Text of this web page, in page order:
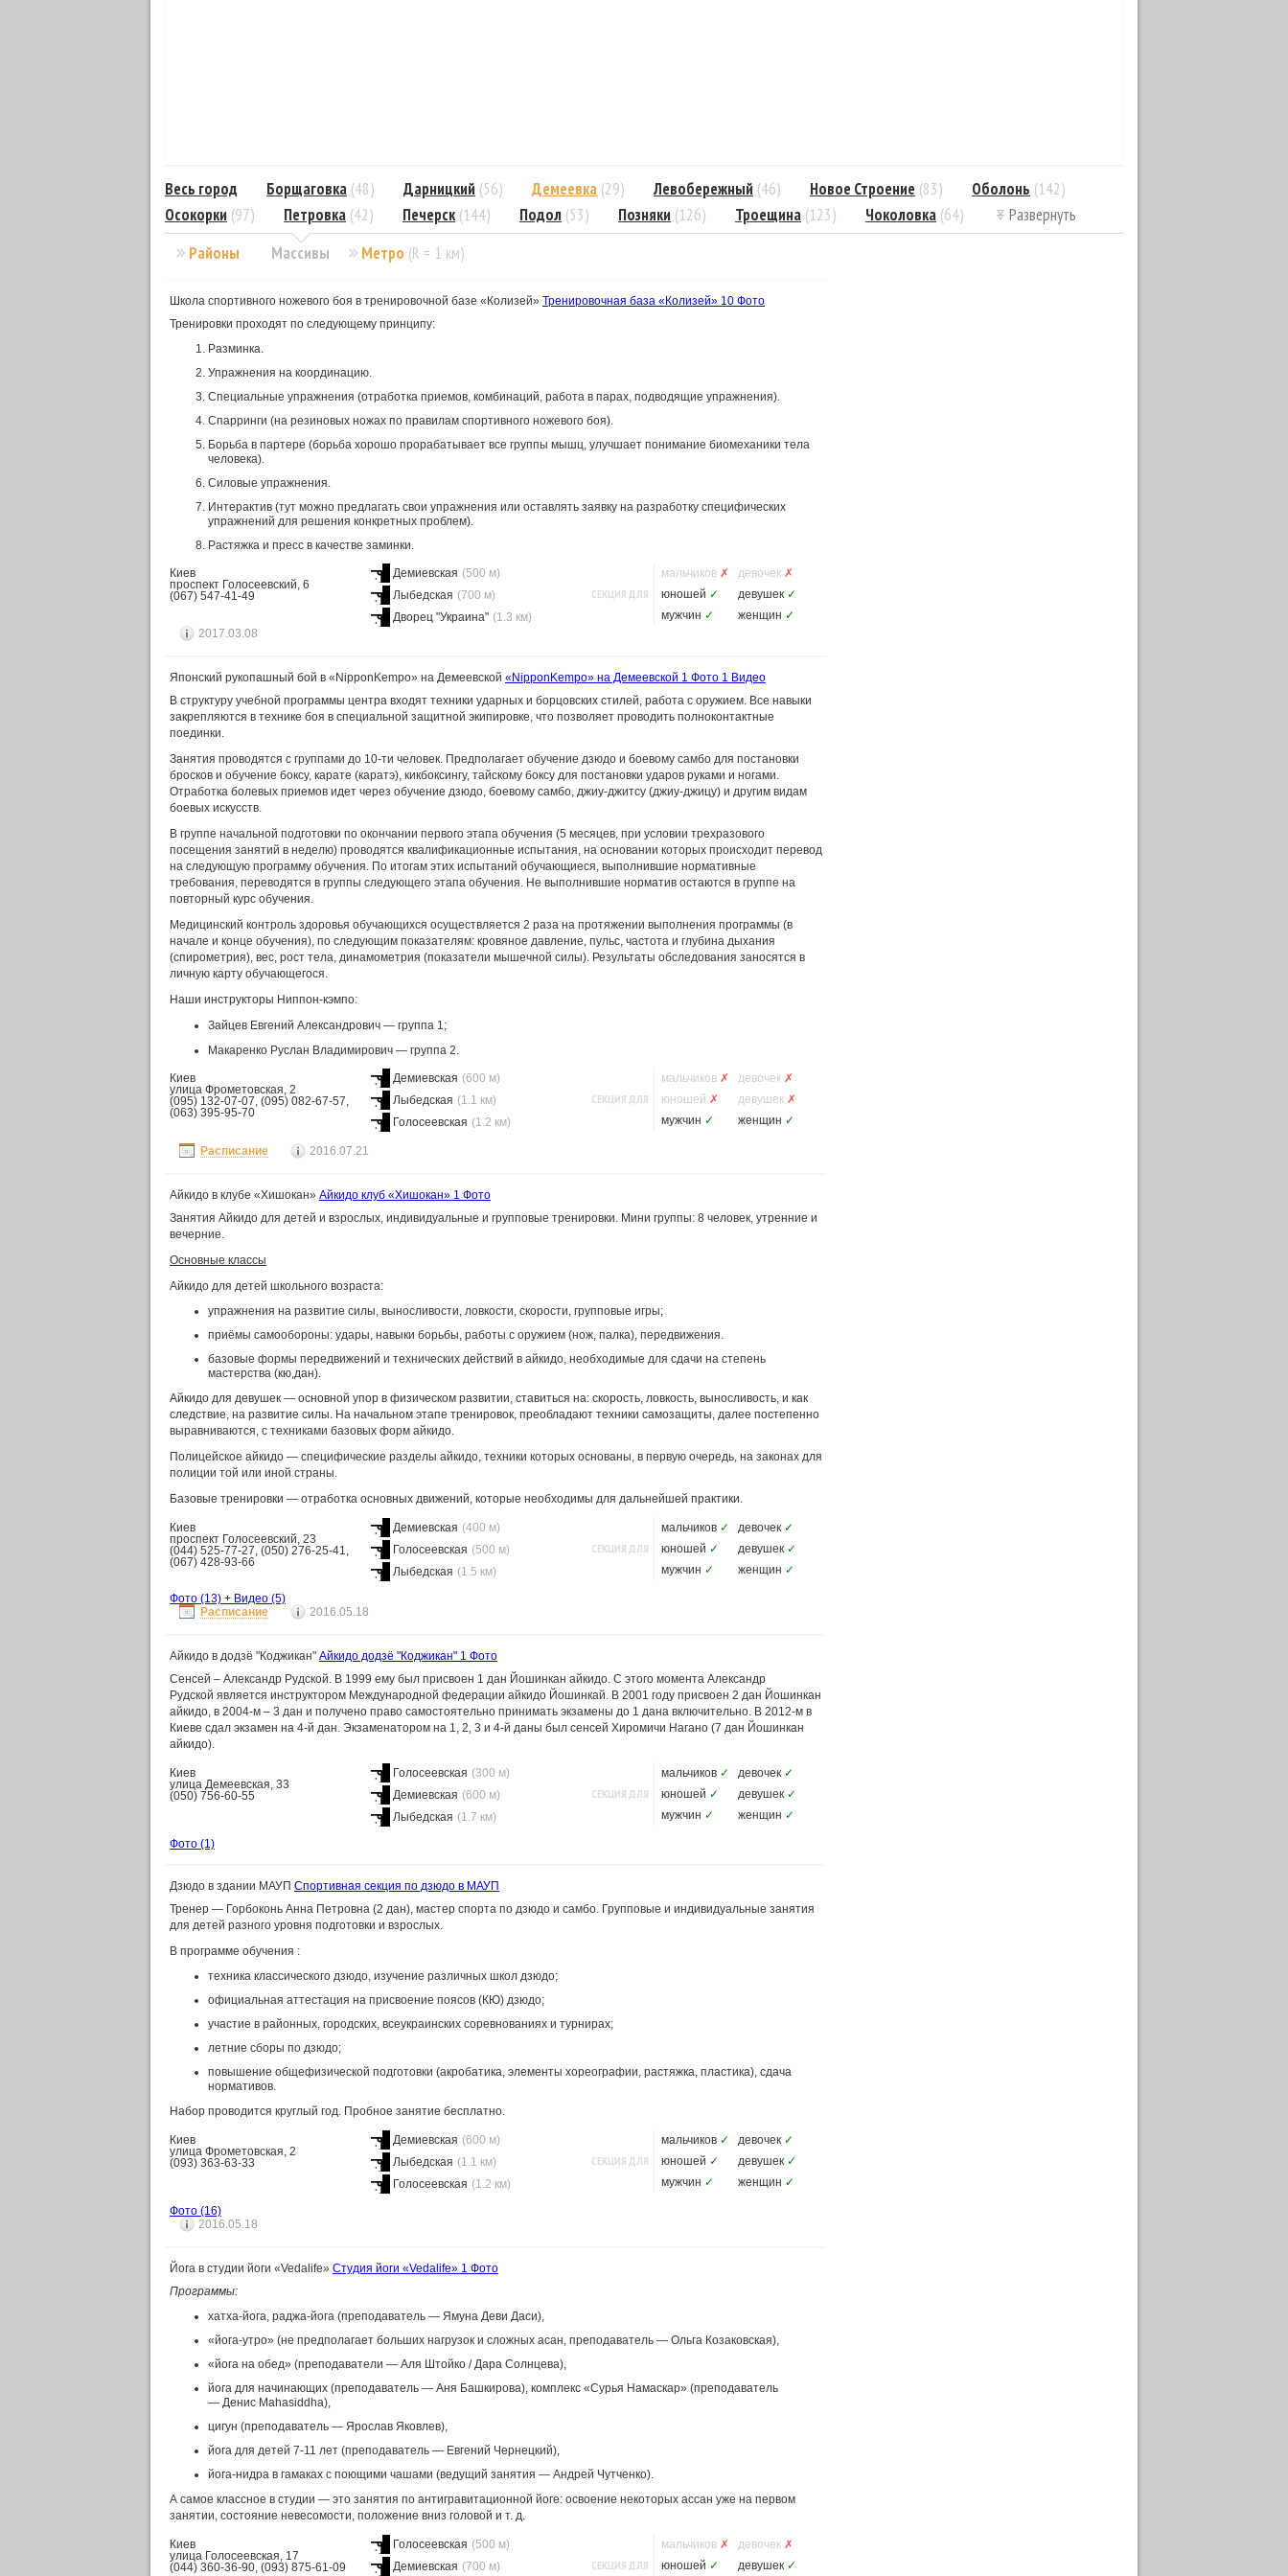
Районы Массивы
Весь город Борщаговка (48) Дарницкий (56) Демеевка (29) Левобережный (46) Новое Строение (83) Оболонь (142)
Осокорки (97) Петровка (42) Печерск (144) Подол (53) Позняки (126) Троещина (123) Чоколовка (64)
Развернуть
Метро (R = 1 км)
Школа спортивного ножевого боя в тренировочной базе «Колизей» Тренировочная база «Колизей» 10 Фото
Тренировки проходят по следующему принципу:
Разминка.
Упражнения на координацию.
Специальные упражнения (отработка приемов, комбинаций, работа в парах, подводящие упражнения).
Спарринги (на резиновых ножах по правилам спортивного ножевого боя).
Борьба в партере (борьба хорошо прорабатывает все группы мышц, улучшает понимание биомеханики тела
человека).
Силовые упражнения.
Интерактив (тут можно предлагать свои упражнения или оставлять заявку на разработку специфических
упражнений для решения конкретных проблем).
Растяжка и пресс в качестве заминки.
Киев
проспект Голосеевский, 6
(067) 547-41-49
Демиевская (500 м)
Лыбедская (700 м)
Дворец "Украина" (1.3 км)
СЕКЦИЯ ДЛЯ
мальчиков ✗ девочек ✗
юношей ✓ девушек ✓
мужчин ✓ женщин ✓
2017.03.08
Японский рукопашный бой в «NipponKempo» на Демеевской «NipponKempo» на Демеевской 1 Фото 1 Видео
В структуру учебной программы центра входят техники ударных и борцовских стилей, работа с оружием. Все навыки
закрепляются в технике боя в специальной защитной экипировке, что позволяет проводить полноконтактные
поединки.
Занятия проводятся с группами до 10-ти человек. Предполагает обучение дзюдо и боевому самбо для постановки
бросков и обучение боксу, карате (каратэ), кикбоксингу, тайскому боксу для постановки ударов руками и ногами.
Отработка болевых приемов идет через обучение дзюдо, боевому самбо, джиу-джитсу (джиу-джицу) и другим видам
боевых искусств.
В группе начальной подготовки по окончании первого этапа обучения (5 месяцев, при условии трехразового
посещения занятий в неделю) проводятся квалификационные испытания, на основании которых происходит перевод
на следующую программу обучения. По итогам этих испытаний обучающиеся, выполнившие нормативные
требования, переводятся в группы следующего этапа обучения. Не выполнившие норматив остаются в группе на
повторный курс обучения.
Медицинский контроль здоровья обучающихся осуществляется 2 раза на протяжении выполнения программы (в
начале и конце обучения), по следующим показателям: кровяное давление, пульс, частота и глубина дыхания
(спирометрия), вес, рост тела, динамометрия (показатели мышечной силы). Результаты обследования заносятся в
личную карту обучающегося.
Наши инструкторы Ниппон-кэмпо:
Зайцев Евгений Александрович — группа 1;
Макаренко Руслан Владимирович — группа 2.
Киев
улица Фрометовская, 2
(095) 132-07-07, (095) 082-67-57,
(063) 395-95-70
Демиевская (600 м)
Лыбедская (1.1 км)
Голосеевская (1.2 км)
СЕКЦИЯ ДЛЯ
мальчиков ✗ девочек ✗
юношей ✗ девушек ✗
мужчин ✓ женщин ✓
Расписание 2016.07.21
Айкидо в клубе «Хишокан» Айкидо клуб «Хишокан» 1 Фото
Занятия Айкидо для детей и взрослых, индивидуальные и групповые тренировки. Мини группы: 8 человек, утренние и
вечерние.
Основные классы
Айкидо для детей школьного возраста:
упражнения на развитие силы, выносливости, ловкости, скорости, групповые игры;
приёмы самообороны: удары, навыки борьбы, работы с оружием (нож, палка), передвижения.
базовые формы передвижений и технических действий в айкидо, необходимые для сдачи на степень
мастерства (кю,дан).
Айкидо для девушек — основной упор в физическом развитии, ставиться на: скорость, ловкость, выносливость, и как
следствие, на развитие силы. На начальном этапе тренировок, преобладают техники самозащиты, далее постепенно
выравниваются, с техниками базовых форм айкидо.
Полицейское айкидо — специфические разделы айкидо, техники которых основаны, в первую очередь, на законах для
полиции той или иной страны.
Базовые тренировки — отработка основных движений, которые необходимы для дальнейшей практики.
Киев
проспект Голосеевский, 23
(044) 525-77-27, (050) 276-25-41,
(067) 428-93-66
Демиевская (400 м)
Голосеевская (500 м)
Лыбедская (1.5 км)
СЕКЦИЯ ДЛЯ
мальчиков ✓ девочек ✓
юношей ✓ девушек ✓
мужчин ✓ женщин ✓
Фото (13) + Видео (5)
Расписание
2016.05.18
Айкидо в додзё "Коджикан" Айкидо додзё "Коджикан" 1 Фото
Сенсей – Александр Рудской. В 1999 ему был присвоен 1 дан Йошинкан айкидо. С этого момента Александр
Рудской является инструктором Международной федерации айкидо Йошинкай. В 2001 году присвоен 2 дан Йошинкан
айкидо, в 2004-м – 3 дан и получено право самостоятельно принимать экзамены до 1 дана включительно. В 2012-м в
Киеве сдал экзамен на 4-й дан. Экзаменатором на 1, 2, 3 и 4-й даны был сенсей Хиромичи Нагано (7 дан Йошинкан
айкидо).
Киев
улица Демеевская, 33
(050) 756-60-55
Голосеевская (300 м)
Демиевская (600 м)
Лыбедская (1.7 км)
СЕКЦИЯ ДЛЯ
мальчиков ✓ девочек ✓
юношей ✓ девушек ✓
мужчин ✓ женщин ✓
Фото (1)
Дзюдо в здании МАУП Спортивная секция по дзюдо в МАУП
Тренер — Горбоконь Анна Петровна (2 дан), мастер спорта по дзюдо и самбо. Групповые и индивидуальные занятия
для детей разного уровня подготовки и взрослых.
В программе обучения :
техника классического дзюдо, изучение различных школ дзюдо;
официальная аттестация на присвоение поясов (КЮ) дзюдо;
участие в районных, городских, всеукраинских соревнованиях и турнирах;
летние сборы по дзюдо;
повышение общефизической подготовки (акробатика, элементы хореографии, растяжка, пластика), сдача
нормативов.
Набор проводится круглый год. Пробное занятие бесплатно.
Киев
улица Фрометовская, 2
(093) 363-63-33
Демиевская (600 м)
Лыбедская (1.1 км)
Голосеевская (1.2 км)
СЕКЦИЯ ДЛЯ
мальчиков ✓ девочек ✓
юношей ✓ девушек ✓
мужчин ✓ женщин ✓
Фото (16)
2016.05.18
Йога в студии йоги «Vedalife» Студия йоги «Vedalife» 1 Фото
Программы:
хатха-йога, раджа-йога (преподаватель — Ямуна Деви Даси),
«йога-утро» (не предполагает больших нагрузок и сложных асан, преподаватель — Ольга Козаковская),
«йога на обед» (преподаватели — Аля Штойко / Дара Солнцева),
йога для начинающих (преподаватель — Аня Башкирова), комплекс «Сурья Намаскар» (преподаватель
— Денис Mahasiddha),
цигун (преподаватель — Ярослав Яковлев),
йога для детей 7-11 лет (преподаватель — Евгений Чернецкий),
йога-нидра в гамаках с поющими чашами (ведущий занятия — Андрей Чутченко).
А самое классное в студии — это занятия по антигравитационной йоге: освоение некоторых ассан уже на первом
занятии, состояние невесомости, положение вниз головой и т. д.
Киев
улица Голосеевская, 17
(044) 360-36-90, (093) 875-61-09
Голосеевская (500 м)
Демиевская (700 м) СЕКЦИЯ ДЛЯ
мальчиков ✗ девочек ✗
юношей ✓ девушек ✓